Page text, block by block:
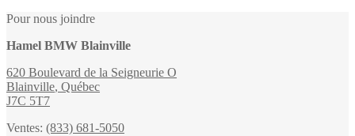
Pour nous joindre
Hamel BMW Blainville
620 Boulevard de la Seigneurie O
Blainville, Québec
J7C 5T7
Ventes: (833) 681-5050